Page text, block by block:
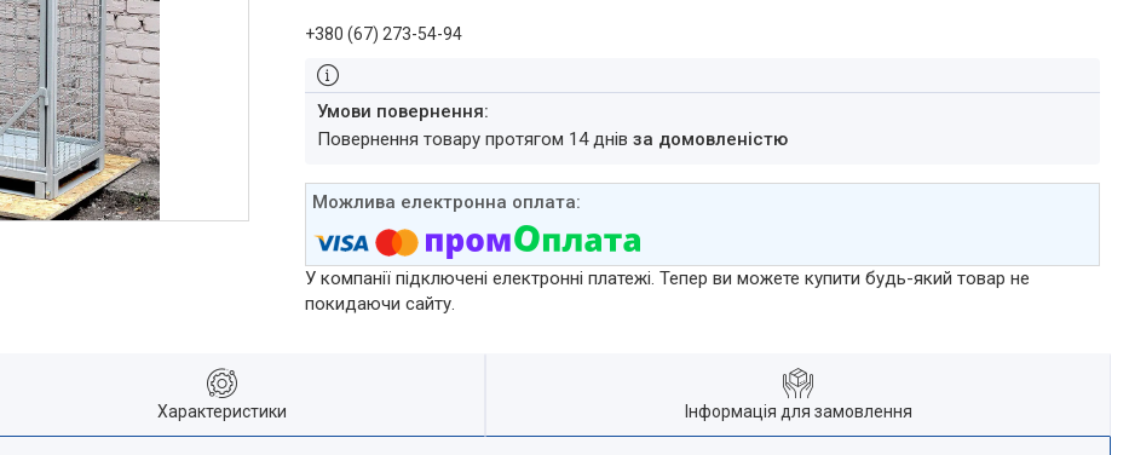
+380 (67) 273-54-94
повернення товару протягом 14 днів за домовленістю
У компанії підключені електронні платежі. Тепер ви можете купити будь-який товар не
покидаючи сайту.
Характеристики Інформація для замовлення